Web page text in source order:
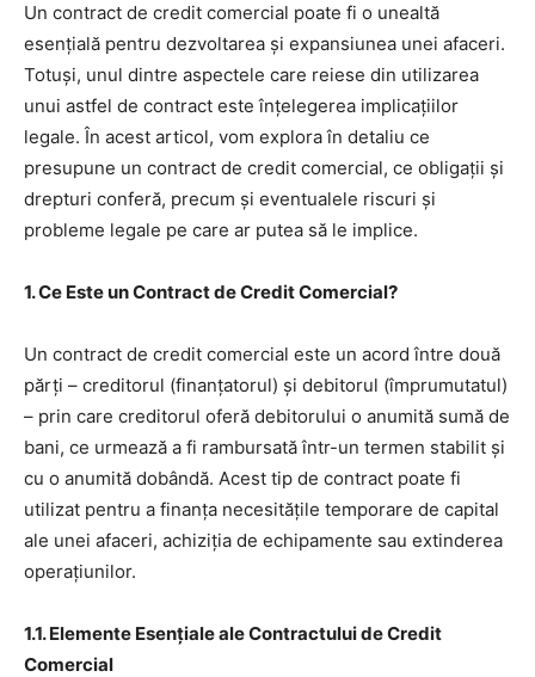
Un contract de credit comercial poate fi o unealtă
esențială pentru dezvoltarea și expansiunea unei afaceri.
Totuși, unul dintre aspectele care reiese din utilizarea
unui astfel de contract este înțelegerea implicațiilor
legale. În acest articol, vom explora în detaliu ce
presupune un contract de credit comercial, ce obligații și
drepturi conferă, precum și eventualele riscuri și
probleme legale pe care ar putea să le implice.
1. Ce Este un Contract de Credit Comercial?
Un contract de credit comercial este un acord între două
părți – creditorul (finanțatorul) și debitorul (împrumutatul)
– prin care creditorul oferă debitorului o anumită sumă de
bani, ce urmează a fi rambursată într-un termen stabilit și
cu o anumită dobândă. Acest tip de contract poate fi
utilizat pentru a finanța necesitățile temporare de capital
ale unei afaceri, achiziția de echipamente sau extinderea
operațiunilor.
1.1. Elemente Esențiale ale Contractului de Credit
Comercial